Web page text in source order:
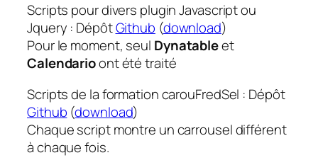
Scripts pour divers plugin Javascript ou
Jquery : DépôtGithub (download)
Pour le moment, seul Dynatableet
Calendarioont été traité
Scripts de la formation carouFredSel : Dépôt
Github (download)
Chaque script montre un carrousel différent
à chaque fois.